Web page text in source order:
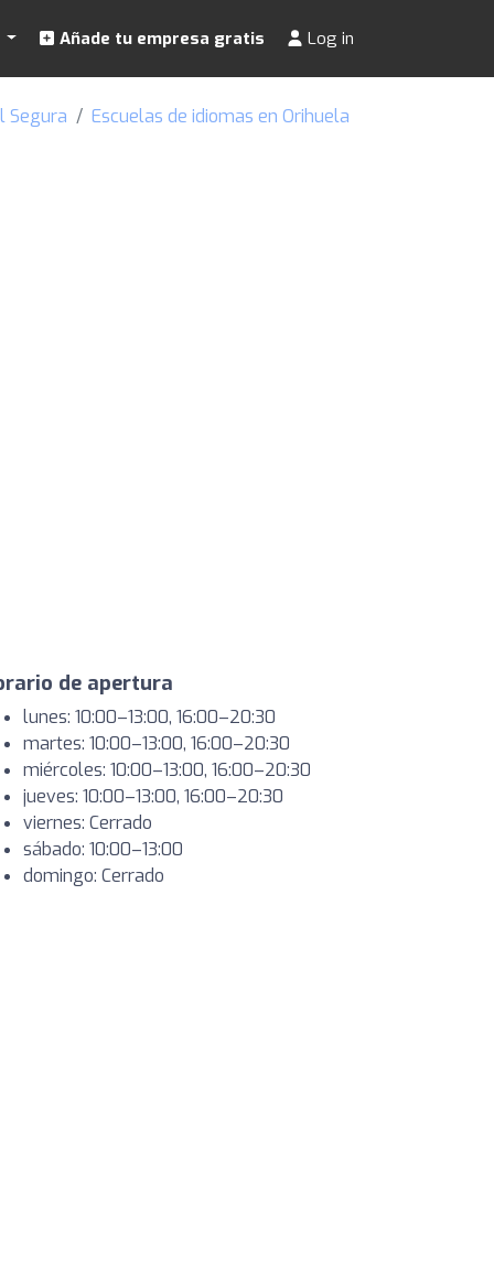
Añade tu empresa gratis Log in
Segura Escuelas de idiomas en Orihuela
de apertura
lunes: 10:00–13:00, 16:00–20:30
martes: 10:00–13:00, 16:00–20:30
miércoles: 10:00–13:00, 16:00–20:30
jueves: 10:00–13:00, 16:00–20:30
viernes: Cerrado
sábado: 10:00–13:00
domingo: Cerrado